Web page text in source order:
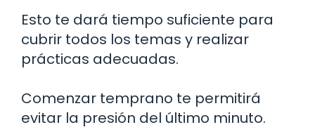
Esto te dará tiempo suficiente para
cubrir todos los temas y realizar
prácticas adecuadas.
Comenzar temprano te permitirá
evitar la presión del último minuto.